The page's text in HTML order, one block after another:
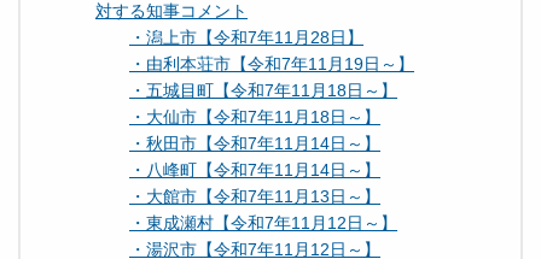
対する知事コメント
・潟上市【令和7年11月28日】
・由利本荘市【令和7年11月19日～】
・五城目町【令和7年11月18日～】
・大仙市【令和7年11月18日～】
・秋田市【令和7年11月14日～】
・八峰町【令和7年11月14日～】
・大館市【令和7年11月13日～】
・東成瀬村【令和7年11月12日～】
・湯沢市【令和7年11月12日～】